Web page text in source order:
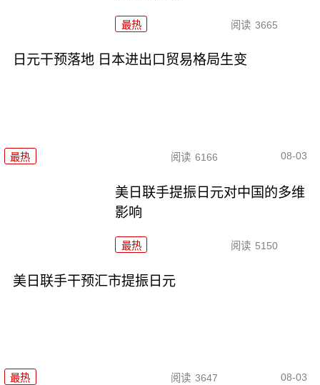
最热 阅读 3665
日元干预落地 日本进出口贸易格局生变
最热 阅读 6166 08-03
美日联手提振日元对中国的多维
影响
最热 阅读 5150
美日联手干预汇市提振日元
最热 阅读 3647 08-03